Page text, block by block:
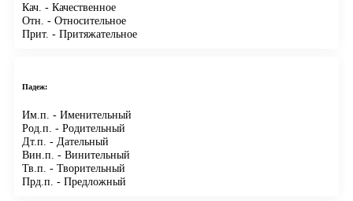
Кач. - Качественное
Отн. - Относительное
Прит. - Притяжательное
Падеж:
Им.п. - Именительный
Род.п. - Родительный
Дт.п. - Дательный
Вин.п. - Винительный
Тв.п. - Творительный
Прд.п. - Предложный